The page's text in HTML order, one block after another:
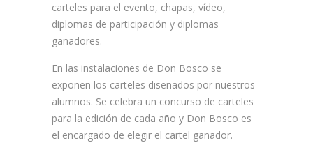
carteles para el evento, chapas, vídeo,
diplomas de participación y diplomas
ganadores.
En las instalaciones de Don Bosco se
exponen los carteles diseñados por nuestros
alumnos. Se celebra un concurso de carteles
para la edición de cada año y Don Bosco es
el encargado de elegir el cartel ganador.